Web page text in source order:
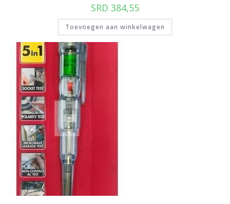
SRD 384,55
Toevoegen aan winkelwagen